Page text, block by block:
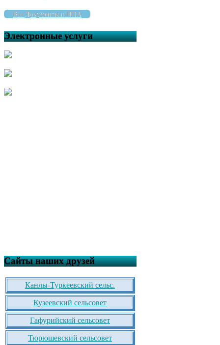
Все Документы и НПА
Электронные услуги
Сайты наших друзей
Канлы-Туркеевский сельс.
Кузеевский сельсовет
Гафурийский сельсовет
Тюрюшевский сельсовет